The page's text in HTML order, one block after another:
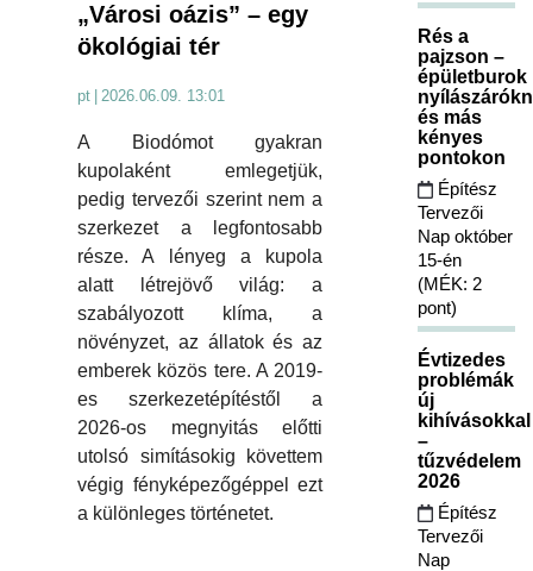
„Városi oázis” – egy
ökológiai tér
pt 2026.06.09. 13:01
A Biodómot gyakran
kupolaként emlegetjük,
pedig tervezői szerint nem a
szerkezet a legfontosabb
része. A lényeg a kupola
alatt létrejövő világ: a
szabályozott klíma, a
növényzet, az állatok és az
emberek közös tere. A 2019-
es szerkezetépítéstől a
2026-os megnyitás előtti
utolsó simításokig követtem
végig fényképezőgéppel ezt
a különleges történetet.
Rés a
pajzson –
épületburok
és más
kényes
pontokon
Építész
Tervezői
Nap október
15-én
(MÉK: 2
pont)
Évtizedes
problémák
új
kihívásokkal
–
tűzvédelem
2026
Építész
Tervezői
Nap